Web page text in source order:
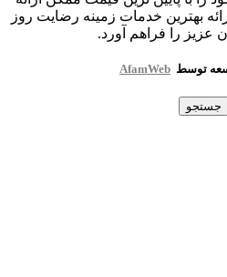
بهترین خدمات زمینه رضایت روز
عزیز را فراهم آورد.
توسط AfamWeb
جستجو